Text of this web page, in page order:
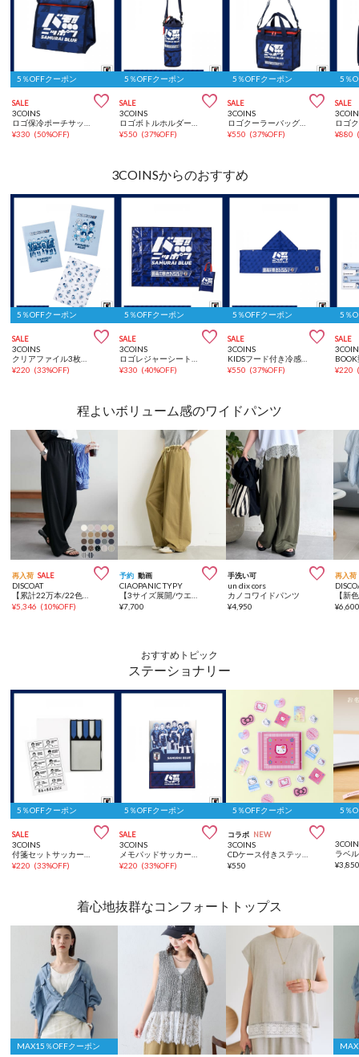
5％OFFクーポン
SALE 
3COINS
¥330 (50%OFF)
5％OFFクーポン
SALE 
3COINS
¥550 (37%OFF)
5％OFFクーポン
SALE 
3COINS
ロゴクーラーバッグ：Sサッカー日本代表ver.
¥550 (37%OFF)
5％
SALE
¥880
3COINSからのおすすめ
5％OFFクーポン
SALE 
3COINS
¥220 (33%OFF)
5％OFFクーポン
SALE 
3COINS
¥330 (40%OFF)
5％OFFクーポン
SALE 
3COINS
KIDSフード付き冷感タオルサッカー日本代表ver.
¥550 (37%OFF)
5％
SALE
¥220
程よいボリューム感のワイドパンツ
再入荷 SALE 
DISCOAT
¥5,346 (10%OFF)
予約 動画 
CIAOPANIC TYPY
¥7,700
手洗い可 
un dix cors
カノコワイドパンツ
¥4,950
再入荷
¥
おすすめトピック
ステーショナリー
5％OFFクーポン
SALE 
3COINS
¥220 (33%OFF)
5％OFFクーポン
SALE 
3COINS
¥220 (33%OFF)
5％OFFクーポン
コラボ NEW 
3COINS
¥550
5％
ラベ
¥
着心地抜群なコンフォートトップス
MAX15％OFFクーポン